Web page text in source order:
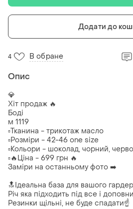
Додати до
4 В обране
Опис
💎
Хіт продаж 🔥
Боді
м 1119
▫️Тканина - трикотаж масло
▫️Розміри - 42-46 one size
▫️Кольори - шоколад, чорний,
▫️🔥Ціна - 699 грн 🔥
Заміри на останньому фото ➡️
🔝Ідеальна база для вашого
Річ яка підходить під все і
Резинки щільні, не буде спадати☝️